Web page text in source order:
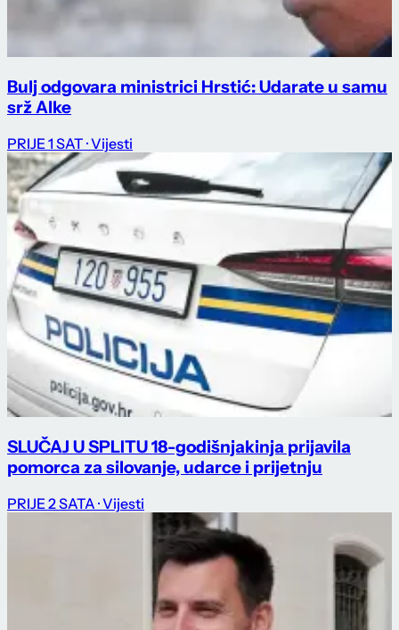
Bulj odgovara ministrici Hrstić: Udarate u samu
srž Alke
PRIJE 1 SAT · Vijesti
SLUČAJ U SPLITU 18-godišnjakinja prijavila
pomorca za silovanje, udarce i prijetnju
PRIJE 2 SATA · Vijesti